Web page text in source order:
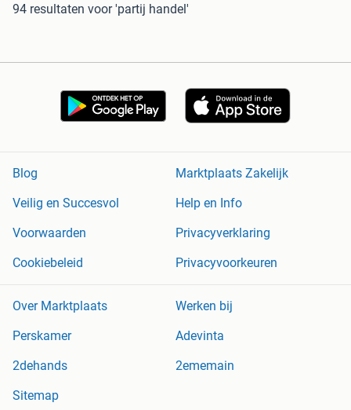
94 resultaten voor 'partij handel'
Blog
Marktplaats Zakelijk
Veilig en Succesvol
Help en Info
Voorwaarden
Privacyverklaring
Cookiebeleid
Privacyvoorkeuren
Over Marktplaats
Werken bij
Perskamer
Adevinta
2dehands
2ememain
Sitemap